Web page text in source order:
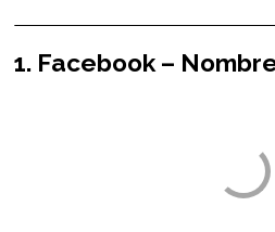
1. Facebook –